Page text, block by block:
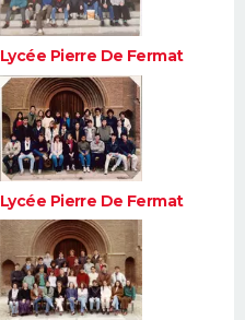
Lycée Pierre De Fermat
Lycée Pierre De Fermat